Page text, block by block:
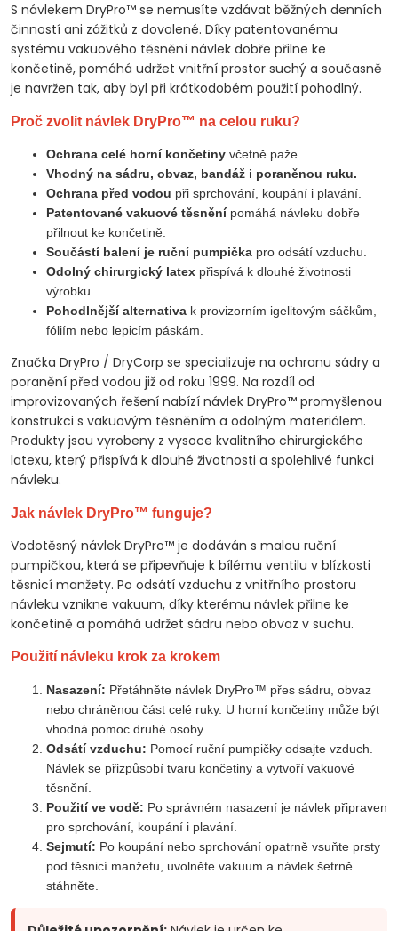
S návlekem DryPro™ se nemusíte vzdávat běžných denních
činností ani zážitků z dovolené. Díky patentovanému
systému vakuového těsnění návlek dobře přilne ke
končetině, pomáhá udržet vnitřní prostor suchý a současně
je navržen tak, aby byl při krátkodobém použití pohodlný.
Proč zvolit návlek DryPro™ na celou ruku?
Ochrana celé horní končetiny včetně paže.
Vhodný na sádru, obvaz, bandáž i poraněnou ruku.
Ochrana před vodou při sprchování, koupání i plavání.
Patentované vakuové těsněnípomáhá návleku dobře
přilnout ke končetině.
Součástí balení je ruční pumpička pro odsátí vzduchu.
Odolný chirurgický latex přispívá k dlouhé životnosti
výrobku.
Pohodlnější alternativa k provizorním igelitovým sáčkům,
fóliím nebo lepicím páskám.
Značka DryPro / DryCorp se specializuje na ochranu sádry a
poranění před vodou již od roku 1999. Na rozdíl od
improvizovaných řešení nabízí návlek DryPro™ promyšlenou
konstrukci s vakuovým těsněním a odolným materiálem.
Produkty jsou vyrobeny z vysoce kvalitního chirurgického
latexu, který přispívá k dlouhé životnosti a spolehlivé funkci
návleku.
Jak návlek DryPro™ funguje?
Vodotěsný návlek DryPro™ je dodáván s malou ruční
pumpičkou, která se připevňuje k bílému ventilu v blízkosti
těsnicí manžety. Po odsátí vzduchu z vnitřního prostoru
návleku vznikne vakuum, díky kterému návlek přilne ke
končetině a pomáhá udržet sádru nebo obvaz v suchu.
Použití návleku krok za krokem
Nasazení: Přetáhněte návlek DryPro™ přes sádru, obvaz
nebo chráněnou část celé ruky. U horní končetiny může být
vhodná pomoc druhé osoby.
Odsátí vzduchu: Pomocí ruční pumpičky odsajte vzduch.
Návlek se přizpůsobí tvaru končetiny a vytvoří vakuové
těsnění.
Použití ve vodě: Po správném nasazení je návlek připraven
pro sprchování, koupání i plavání.
Sejmutí: Po koupání nebo sprchování opatrně vsuňte prsty
pod těsnicí manžetu, uvolněte vakuum a návlek šetrně
stáhněte.